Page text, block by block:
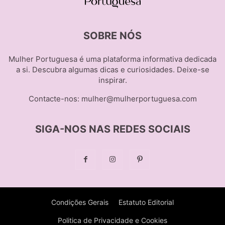
SOBRE NÓS
Mulher Portuguesa é uma plataforma informativa dedicada
a si. Descubra algumas dicas e curiosidades. Deixe-se
inspirar.
Contacte-nos: mulher@mulherportuguesa.com
SIGA-NOS NAS REDES SOCIAIS
Condições Gerais Estatuto Editorial
Politica de Privacidade e Cookies